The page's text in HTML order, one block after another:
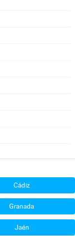
Cádiz
Granada
Jaén